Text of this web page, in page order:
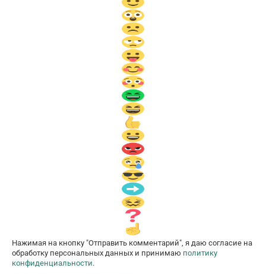
Нажимая на кнопку "Отправить комментарий", я даю согласие на
обработку персональных данных и принимаю политику
конфиденциальности.